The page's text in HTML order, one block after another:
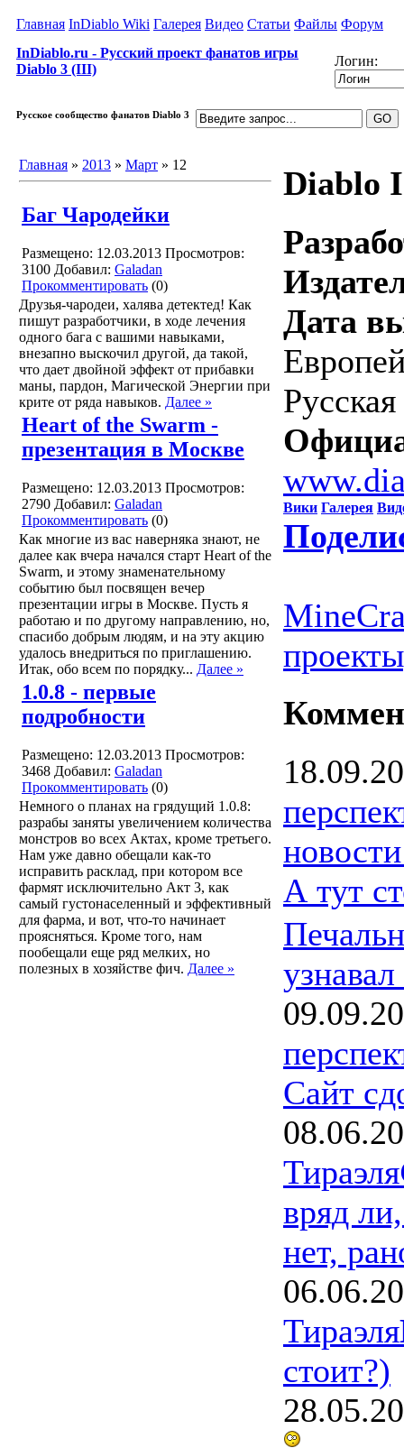
Главная InDiablo Wiki Галерея Видео Статьи Файлы Форум
InDiablo.ru - Русский проект фанатов игры
Diablo 3 (III)
Логин:
Русское сообщество фанатов Diablo 3
Главная » 2013 » Март » 12
Баг Чародейки
Размещено: 12.03.2013 Просмотров:
3100 Добавил: Galadan
Прокомментировать (0)
Друзья-чародеи, халява детектед! Как
пишут разработчики, в ходе лечения
одного бага с вашими навыками,
внезапно выскочил другой, да такой,
что дает двойной эффект от прибавки
маны, пардон, Магической Энергии при
крите от ряда навыков. Далее »
Heart of the Swarm -
презентация в Москве
Размещено: 12.03.2013 Просмотров:
2790 Добавил: Galadan
Прокомментировать (0)
Как многие из вас наверняка знают, не
далее как вчера начался старт Heart of the
Swarm, и этому знаменательному
событию был посвящен вечер
презентации игры в Москве. Пусть я
работаю и по другому направлению, но,
спасибо добрым людям, и на эту акцию
удалось внедриться по приглашению.
Итак, обо всем по порядку... Далее »
1.0.8 - первые
подробности
Размещено: 12.03.2013 Просмотров:
3468 Добавил: Galadan
Прокомментировать (0)
Немного о планах на грядущий 1.0.8:
разрабы заняты увеличением количества
монстров во всех Актах, кроме третьего.
Нам уже давно обещали как-то
исправить расклад, при котором все
фармят исключительно Акт 3, как
самый густонаселенный и эффективный
для фарма, и вот, что-то начинает
проясняться. Кроме того, нам
пообещали еще ряд мелких, но
полезных в хозяйстве фич. Далее »
Diablo
Дата
Вики Галерея
А тут
Сайт
Тираэля
вряд
нет,
Тираэля
стоит?)